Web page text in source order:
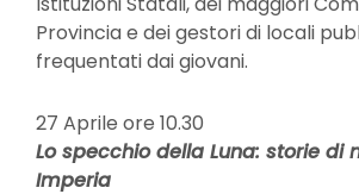
Provincia e dei gestori di locali
frequentati dai giovani.
27 Aprile ore 10.30
Lo specchio della Luna: storie di
Imperia